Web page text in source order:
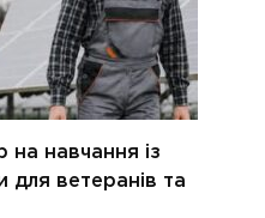
на навчання із
для ветеранів та